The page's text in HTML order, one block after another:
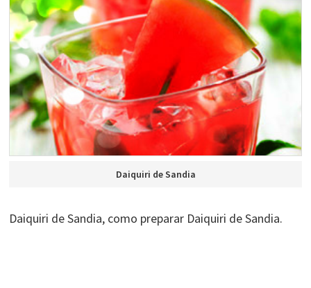
Daiquiri de Sandia
Daiquiri de Sandia, como preparar Daiquiri de Sandia.